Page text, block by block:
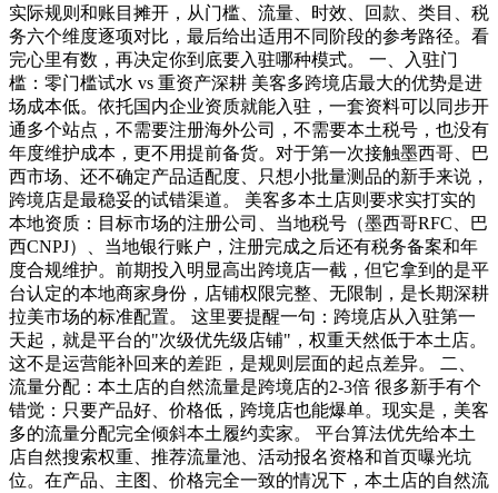
实际规则和账目摊开，从门槛、流量、时效、回款、类目、税
务六个维度逐项对比，最后给出适用不同阶段的参考路径。看
完心里有数，再决定你到底要入驻哪种模式。 一、入驻门
槛：零门槛试水 vs 重资产深耕 美客多跨境店最大的优势是进
场成本低。依托国内企业资质就能入驻，一套资料可以同步开
通多个站点，不需要注册海外公司，不需要本土税号，也没有
年度维护成本，更不用提前备货。对于第一次接触墨西哥、巴
西市场、还不确定产品适配度、只想小批量测品的新手来说，
跨境店是最稳妥的试错渠道。 美客多本土店则要求实打实的
本地资质：目标市场的注册公司、当地税号（墨西哥RFC、巴
西CNPJ）、当地银行账户，注册完成之后还有税务备案和年
度合规维护。前期投入明显高出跨境店一截，但它拿到的是平
台认定的本地商家身份，店铺权限完整、无限制，是长期深耕
拉美市场的标准配置。 这里要提醒一句：跨境店从入驻第一
天起，就是平台的"次级优先级店铺"，权重天然低于本土店。
这不是运营能补回来的差距，是规则层面的起点差异。 二、
流量分配：本土店的自然流量是跨境店的2-3倍 很多新手有个
错觉：只要产品好、价格低，跨境店也能爆单。现实是，美客
多的流量分配完全倾斜本土履约卖家。 平台算法优先给本土
店自然搜索权重、推荐流量池、活动报名资格和首页曝光坑
位。在产品、主图、价格完全一致的情况下，本土店的自然流